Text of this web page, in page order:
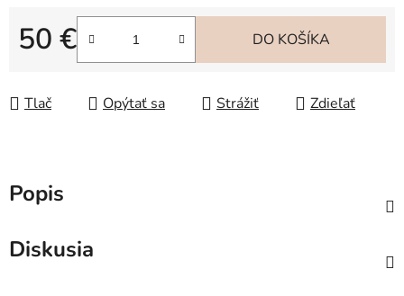
50 €
Jednotková cena:
DO KOŠÍKA
Tlač Opýtať sa Strážiť Zdieľať
Popis
Diskusia